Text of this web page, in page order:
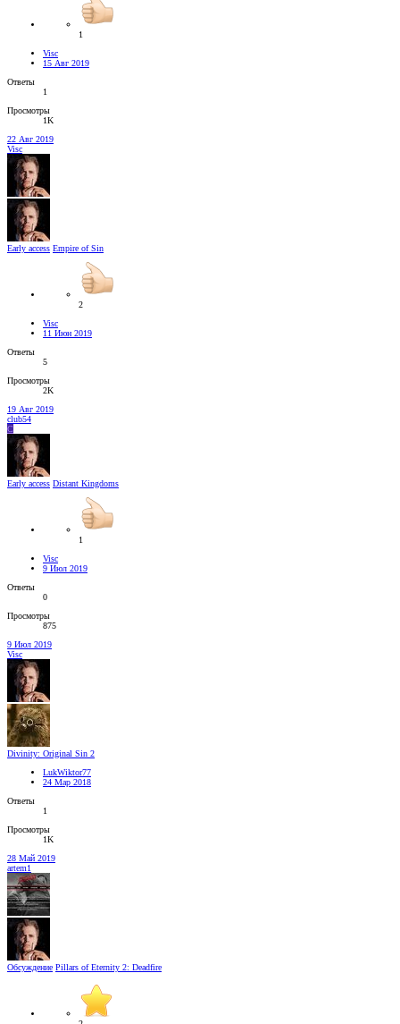
1
Visc
15 Авг 2019
Ответы
1
Просмотры
1K
22 Авг 2019
Visc
Early access Empire of Sin
2
Visc
11 Июн 2019
Ответы
5
Просмотры
2K
19 Авг 2019
club54
C
Early access Distant Kingdoms
1
Visc
9 Июл 2019
Ответы
0
Просмотры
875
9 Июл 2019
Visc
Divinity: Original Sin 2
LukWiktor77
24 Мар 2018
Ответы
1
Просмотры
1K
28 Май 2019
artem1
Обсуждение Pillars of Eternity 2: Deadfire